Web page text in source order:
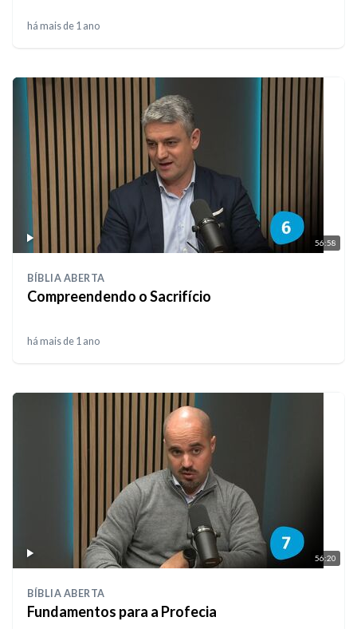
há mais de 1 ano
56:58
BÍBLIA ABERTA
Compreendendo o Sacrifício
há mais de 1 ano
56:20
BÍBLIA ABERTA
Fundamentos para a Profecia